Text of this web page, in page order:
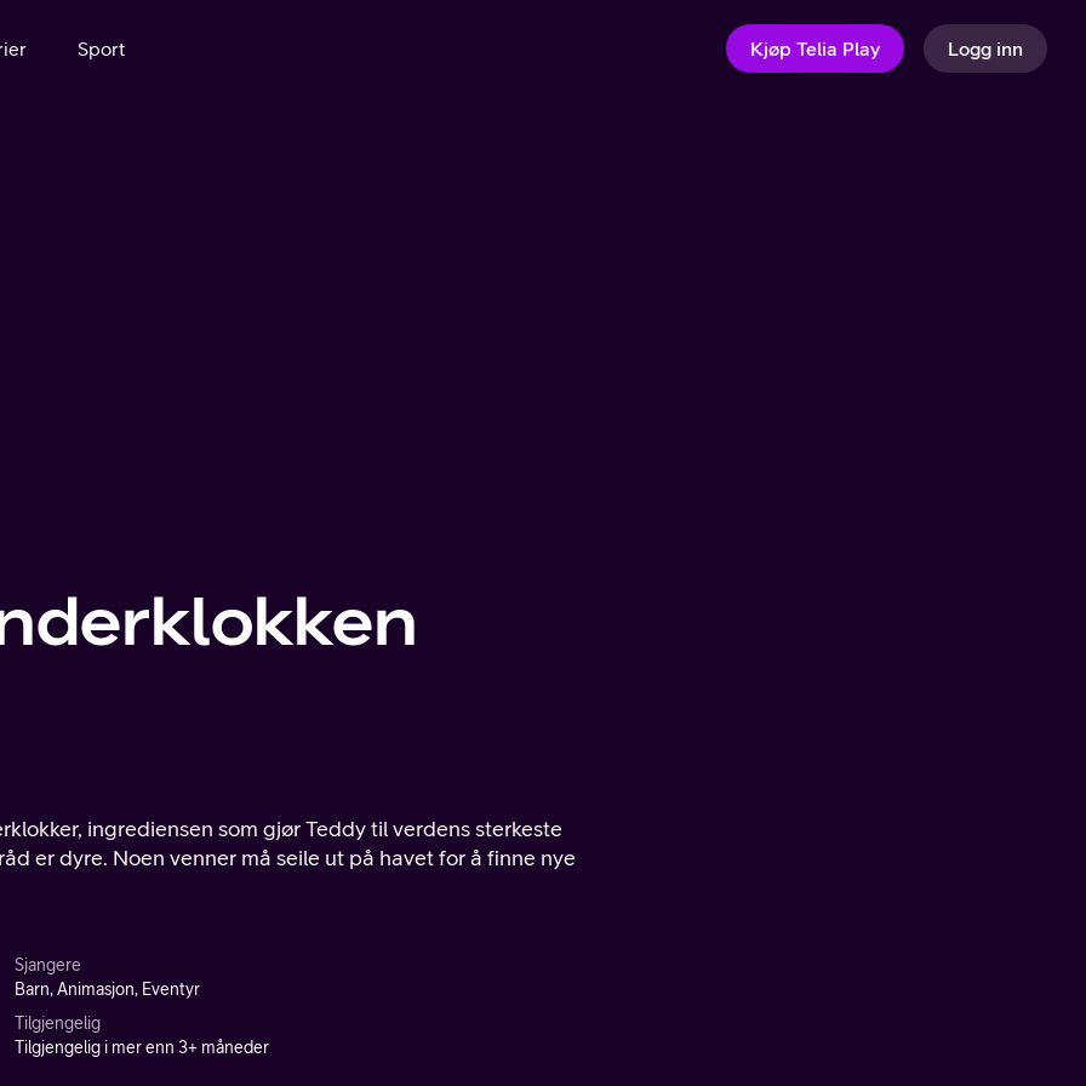
Sport Kjøp Telia Play Logg inn
ingrediensen som gjør Teddy til verdens sterkeste
er dyre. Noen venner må seile ut på havet for å finne nye
Sjangere
Barn, Animasjon, Eventyr
Tilgjengelig
Tilgjengelig i mer enn 3+ måneder